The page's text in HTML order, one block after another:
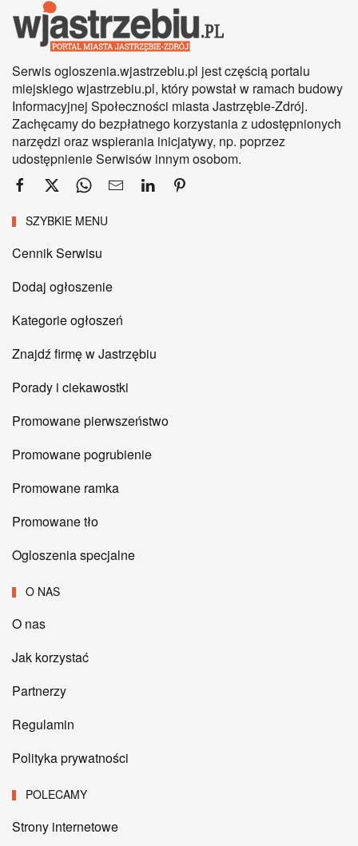
Serwis ogloszenia.wjastrzebiu.pl jest częścią portalu
miejskiego wjastrzebiu.pl, który powstał w ramach budowy
Informacyjnej Społeczności miasta Jastrzębie-Zdrój.
Zachęcamy do bezpłatnego korzystania z udostępnionych
narzędzi oraz wspierania inicjatywy, np. poprzez
udostępnienie Serwisów innym osobom.
SZYBKIE MENU
Cennik Serwisu
Dodaj ogłoszenie
Kategorie ogłoszeń
Znajdź firmę w Jastrzębiu
Porady i ciekawostki
Promowane pierwszeństwo
Promowane pogrubienie
Promowane ramka
Promowane tło
Ogloszenia specjalne
O NAS
O nas
Jak korzystać
Partnerzy
Regulamin
Polityka prywatności
POLECAMY
Strony internetowe